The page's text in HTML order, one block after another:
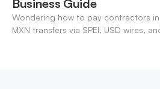
Business Guide
Wondering how to pay contractors
MXN transfers via SPEI, USD wires,